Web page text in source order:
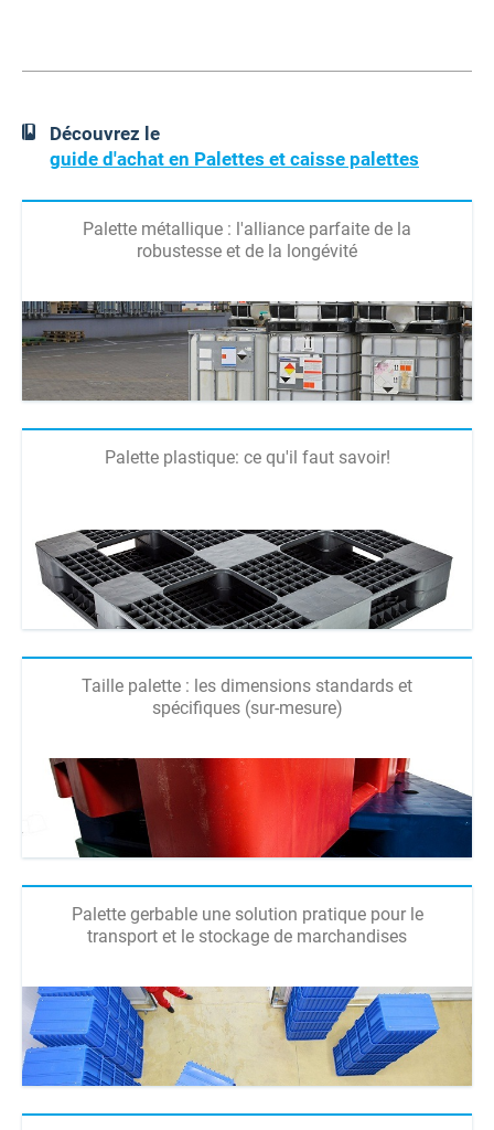
Découvrez le
guide d'achat en Palettes et caisse palettes
Palette métallique : l'alliance parfaite de la
robustesse et de la longévité
Palette plastique: ce qu'il faut savoir!
Taille palette : les dimensions standards et
spécifiques (sur-mesure)
Palette gerbable une solution pratique pour le
transport et le stockage de marchandises